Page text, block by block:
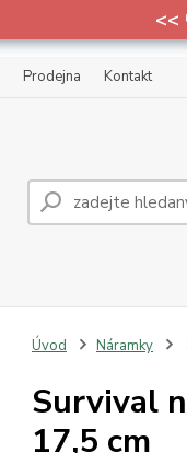
<<
Prodejna Kontakt
Úvod Náramky
Survival
17,5 cm